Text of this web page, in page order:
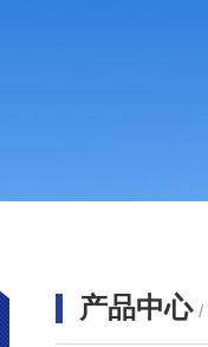
产品中心 /